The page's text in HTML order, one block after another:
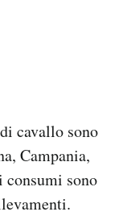
cavallo sono
Campania,
sono